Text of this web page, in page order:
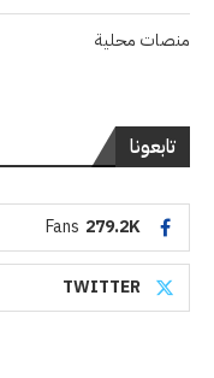
منصات محلية
تابعونا
279.2K
Fans
TWITTER